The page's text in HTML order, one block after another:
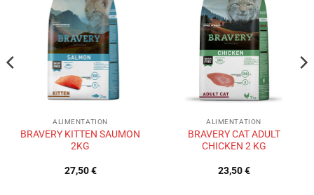
Ajouter
à la liste
souhaits
ALIMENTATION
BRAVERY KITTEN SAUMON
2KG
27,50€
à la liste
souhaits
ALIMENTATION
BRAVERY CAT ADULT
CHICKEN 2 KG
23,50€